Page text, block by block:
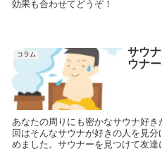
効果も合わせてどうぞ！
コラム
サウ
ウナ
あなたの周りにも密かなサウナ好
回はそんなサウナが好きの人を見
めました。サウナーを見つけて友達